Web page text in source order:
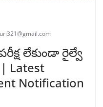
లేకుండా రైల్వే
Latest
Notification